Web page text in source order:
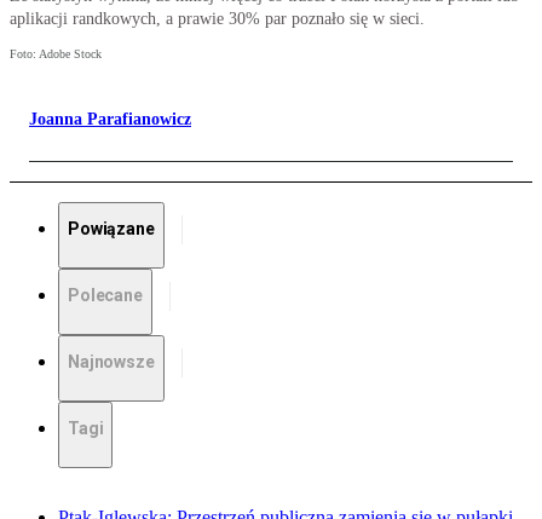
aplikacji randkowych, a prawie 30% par poznało się w sieci.
Foto: Adobe Stock
Joanna Parafianowicz
Powiązane
Polecane
Najnowsze
Tagi